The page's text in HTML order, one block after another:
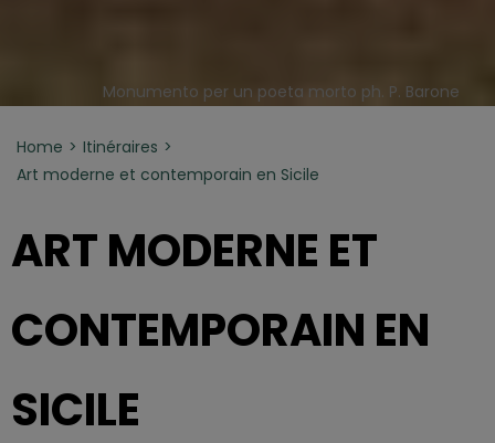
Monumento per un poeta morto ph. P. Barone
Home
Itinéraires
Art moderne et contemporain en Sicile
ART MODERNE ET
CONTEMPORAIN EN
SICILE